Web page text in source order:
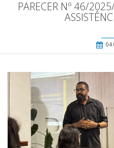
PARECER Nº 46/